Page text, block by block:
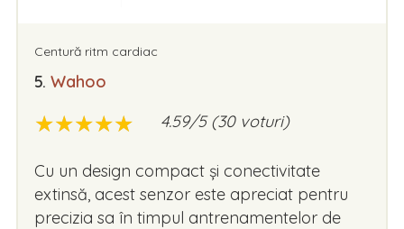
Centură ritm cardiac
5. Wahoo
★★★★★
★★★★★ 4.59/5 (30 voturi)
Cu un design compact și conectivitate
extinsă, acest senzor este apreciat pentru
precizia sa în timpul antrenamentelor de